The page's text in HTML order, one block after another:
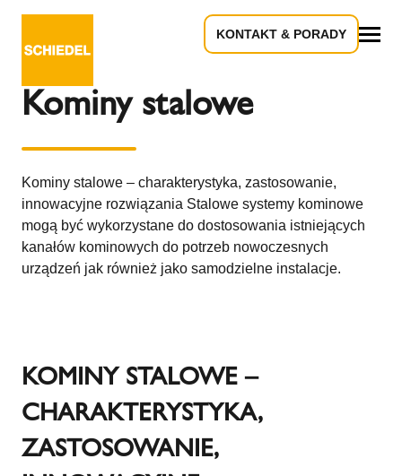
KONTAKT & PORADY
Kominy stalowe
Kominy stalowe – charakterystyka, zastosowanie,
innowacyjne rozwiązania Stalowe systemy kominowe
mogą być wykorzystane do dostosowania istniejących
kanałów kominowych do potrzeb nowoczesnych
urządzeń jak również jako samodzielne instalacje.
KOMINY STALOWE –
CHARAKTERYSTYKA,
ZASTOSOWANIE,